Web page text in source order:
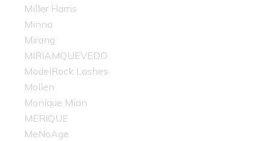
Miller Harris
Minna
Mirang
MIRIAMQUEVEDO
ModelRock Lashes
Mollen
Monique Mian
MERIQUE
MeNoAge